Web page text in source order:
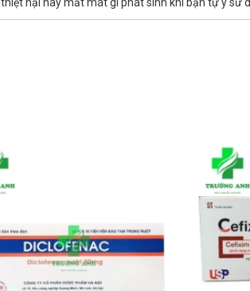
trường hợp khẩn cấp, hãy gọi ngay cho Trung
loại thuốc có bảo quản khác nhau, bạn nên đọc
dụng
kể từ ngày sản xuất.